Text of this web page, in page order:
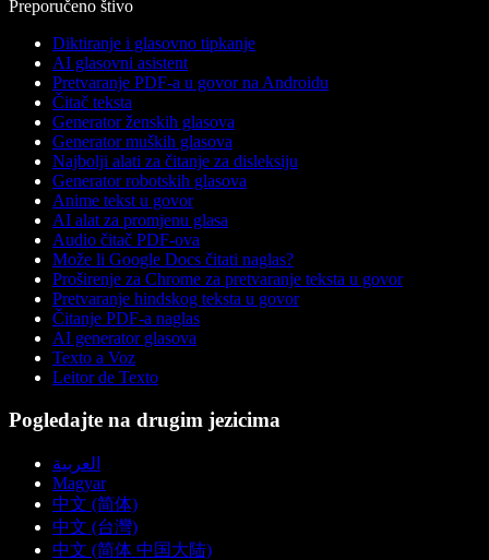
Preporučeno štivo
Diktiranje i glasovno tipkanje
AI glasovni asistent
Pretvaranje PDF-a u govor na Androidu
Čitač teksta
Generator ženskih glasova
Generator muških glasova
Najbolji alati za čitanje za disleksiju
Generator robotskih glasova
Anime tekst u govor
AI alat za promjenu glasa
Audio čitač PDF-ova
Može li Google Docs čitati naglas?
Proširenje za Chrome za pretvaranje teksta u govor
Pretvaranje hindskog teksta u govor
Čitanje PDF-a naglas
AI generator glasova
Texto a Voz
Leitor de Texto
Pogledajte na drugim jezicima
العربية
Magyar
中文 (简体)
中文 (台灣)
中文 (简体 中国大陆)